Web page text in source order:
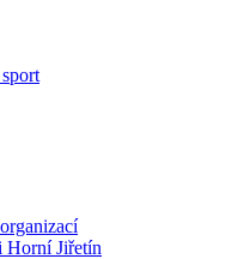
Horní Jiřetín